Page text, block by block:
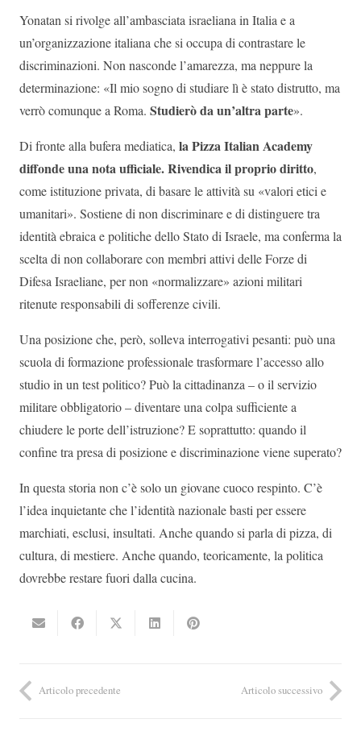
Yonatan si rivolge all’ambasciata israeliana in Italia e a
un’organizzazione italiana che si occupa di contrastare le
discriminazioni. Non nasconde l’amarezza, ma neppure la
determinazione: «Il mio sogno di studiare lì è stato distrutto, ma
verrò comunque a Roma. Studierò da un’altra parte».
Di fronte alla bufera mediatica, la Pizza Italian Academy
diffonde una nota ufficiale. Rivendica il proprio diritto,
come istituzione privata, di basare le attività su «valori etici e
umanitari». Sostiene di non discriminare e di distinguere tra
identità ebraica e politiche dello Stato di Israele, ma conferma la
scelta di non collaborare con membri attivi delle Forze di
Difesa Israeliane, per non «normalizzare» azioni militari
ritenute responsabili di sofferenze civili.
Una posizione che, però, solleva interrogativi pesanti: può una
scuola di formazione professionale trasformare l’accesso allo
studio in un test politico? Può la cittadinanza – o il servizio
militare obbligatorio – diventare una colpa sufficiente a
chiudere le porte dell’istruzione? E soprattutto: quando il
confine tra presa di posizione e discriminazione viene superato?
In questa storia non c’è solo un giovane cuoco respinto. C’è
l’idea inquietante che l’identità nazionale basti per essere
marchiati, esclusi, insultati. Anche quando si parla di pizza, di
cultura, di mestiere. Anche quando, teoricamente, la politica
dovrebbe restare fuori dalla cucina.
Articolo precedente Articolo successivo